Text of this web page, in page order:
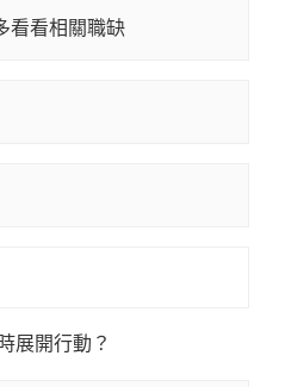
看看相關職缺
展開行動？